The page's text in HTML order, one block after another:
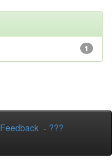
1
Feedback - ???